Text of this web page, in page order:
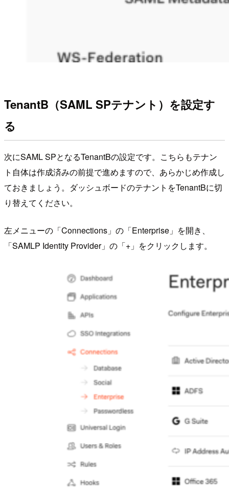
TenantB（SAML SPテナント）を設定す
る
次にSAML SPとなるTenantBの設定です。こちらもテナン
ト自体は作成済みの前提で進めますので、あらかじめ作成し
ておきましょう。ダッシュボードのテナントをTenantBに切
り替えてください。
左メニューの「Connections」の「Enterprise」を開き、
「SAMLP Identity Provider」の「+」をクリックします。